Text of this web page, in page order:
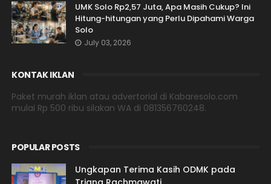
UMK Solo Rp2,57 Juta, Apa Masih Cukup? Ini
Hitung-hitungan yang Perlu Dipahami Warga
Solo
July 03, 2026
KONTAK IKLAN
Paket murah iklan atau advertorial di Kabaresolo.com
mulai Rp 500 ribu silakan WA di 081356760248.
POPULAR POSTS
Ungkapan Terima Kasih ODMK pada